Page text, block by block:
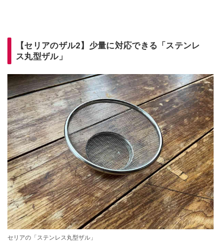
【セリアのザル2】少量に対応できる「ステンレ
ス丸型ザル」
セリアの「ステンレス丸型ザル」